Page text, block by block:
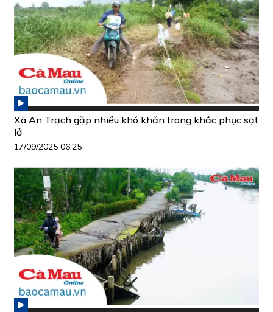
Xã An Trạch gặp nhiều khó khăn trong khắc phục sạt
lở
17/09/2025 06:25